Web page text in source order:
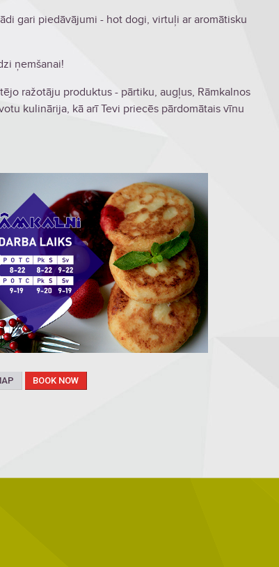
gari piedāvājumi - hot dogi, virtuļi ar aromātisku
ņemšanai!
ražotāju produktus - pārtiku, augļus, Rāmkalnos
kulinārija, kā arī Tevi priecēs pārdomātais vīnu
BOOK NOW